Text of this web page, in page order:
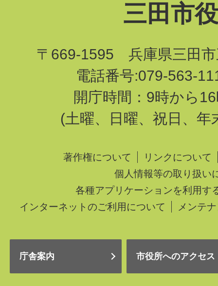
三田市
〒669-1595 兵庫県三田市
電話番号:079-563-
開庁時間：9時から
(土曜、日曜、祝日、年
著作権について
リンクについて
個人情報等の取り扱い
各種アプリケーションを利用す
インターネットのご利用について
メンテ
庁舎案内 市役所へのアクセス